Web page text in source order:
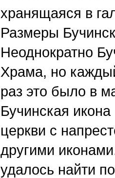
хранящаяся в
Размеры
Неоднократно
Храма, но
раз это было в
Бучинская
церкви с
другими
удалось найти